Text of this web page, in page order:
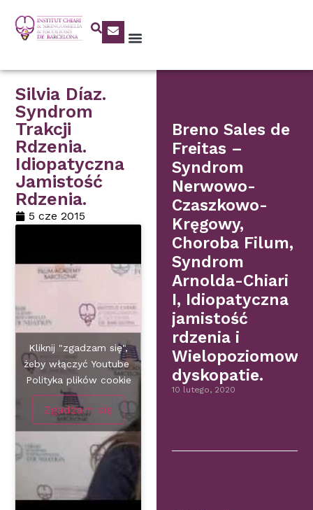
Silvia Díaz.
Syndrom
Trakcji
Rdzenia.
Idiopatyczna
Jamistość
Rdzenia.
5 cze 2015
Kliknij "zgadzam się",
żeby włączyć Youtube
Polityka plików cookie
Zgadzam się
Breno Sales de
Freitas –
Syndrom
Nerwowo-
Czaszkowo-
Kręgowy,
Choroba Filum,
Syndrom
Arnolda-Chiari
I, Idiopatyczna
jamistość
rdzenia i
Wielopoziomowe
dyskopatie.
10 lutego, 2020